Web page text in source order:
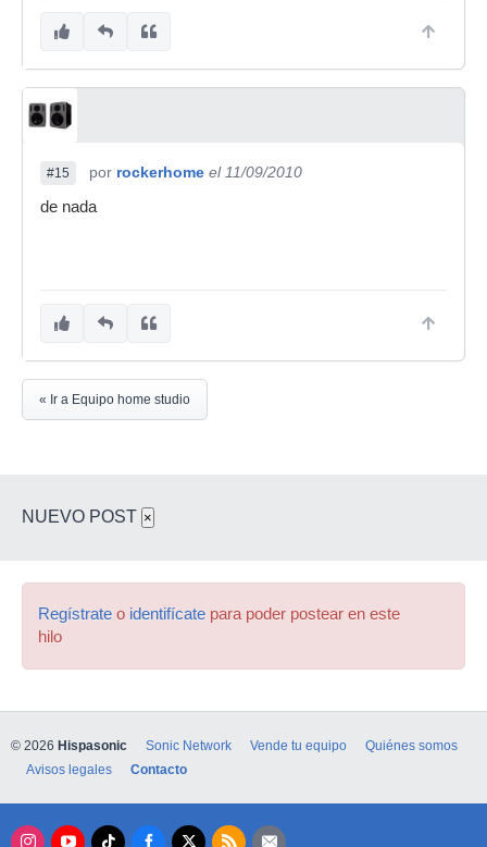
#15 por rockerhome el 11/09/2010
de nada
« Ir a Equipo home studio
NUEVO POST ×
Regístrate o identifícate para poder postear en este
hilo
© 2026 Hispasonic Sonic Network Vende tu equipo
Quiénes somos
Avisos legales
Contacto